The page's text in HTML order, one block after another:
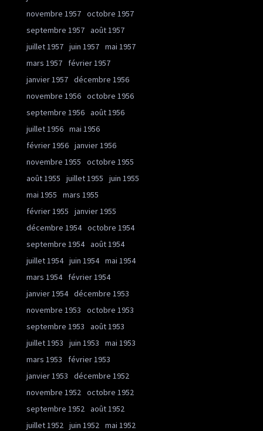
novembre 1957 octobre 1957
septembre 1957 août 1957
juillet 1957 juin 1957 mai 1957
mars 1957
février 1957
janvier 1957 décembre 1956
novembre 1956 octobre 1956
septembre 1956 août 1956
juillet 1956 mai 1956
février 1956 janvier 1956
novembre 1955
octobre 1955
août 1955
juillet 1955
juin 1955
mai 1955
mars 1955
février 1955
janvier 1955
décembre 1954 octobre 1954
septembre 1954 août 1954
juillet 1954 juin 1954 mai 1954
mars 1954
février 1954
janvier 1954 décembre 1953
novembre 1953
octobre 1953
septembre 1953
août 1953
juillet 1953
juin 1953
mai 1953
mars 1953
février 1953
janvier 1953
décembre 1952
novembre 1952 octobre 1952
septembre 1952 août 1952
juillet 1952 juin 1952 mai 1952